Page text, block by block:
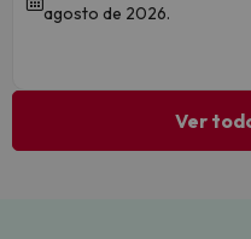
agosto de 2026.
Ver